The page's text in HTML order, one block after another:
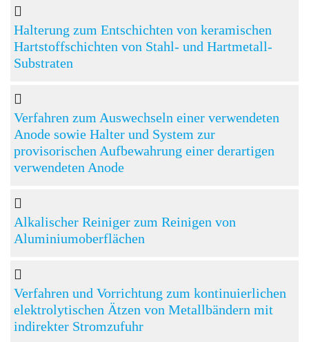
Halterung zum Entschichten von keramischen
Hartstoffschichten von Stahl- und Hartmetall-
Substraten
Verfahren zum Auswechseln einer verwendeten
Anode sowie Halter und System zur
provisorischen Aufbewahrung einer derartigen
verwendeten Anode
Alkalischer Reiniger zum Reinigen von
Aluminiumoberflächen
Verfahren und Vorrichtung zum kontinuierlichen
elektrolytischen Ätzen von Metallbändern mit
indirekter Stromzufuhr